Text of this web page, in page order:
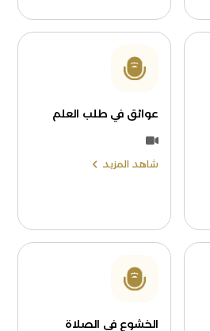
عوائق في طلب العلم
شاهد المزيد
الخشوع في الصلاة